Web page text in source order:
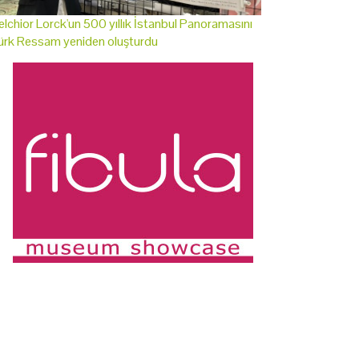
Lorck'un 500 yıllık İstanbul Panoramasını
Ressam yeniden oluşturdu